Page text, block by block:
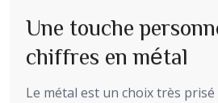
Une touche
chiffres en métal
Le métal est un choix très